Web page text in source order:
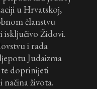
u Hrvatskoj,
članstvu
isključivo Židovi.
i rada
Judaizma
doprinijeti
načina života.